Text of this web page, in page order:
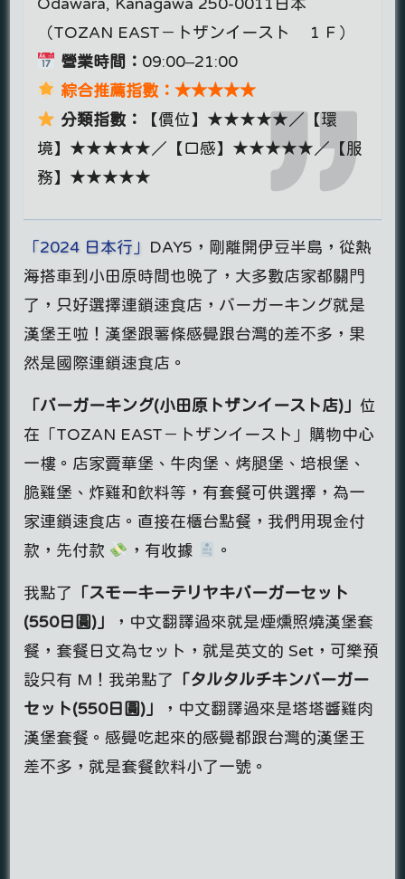
Odawara, Kanagawa 250-0011日本
（TOZAN EAST－トザンイースト １Ｆ）
營業時間： 09:00–21:00
綜合推薦指數：★★★★★
分類指數：
【價位】★★★★★／【環
境】★★★★★／【口感】★★★★★／【服
務】★★★★★
「2024 日本行」
DAY5，剛離開伊豆半島，從熱
海搭車到小田原時間也晚了，大多數店家都關門
了，只好選擇連鎖速食店，バーガーキング就是
漢堡王啦！漢堡跟薯條感覺跟台灣的差不多，果
然是國際連鎖速食店。
「バーガーキング(小田原トザンイースト店)」位
在「TOZAN EAST－トザンイースト」購物中心
一樓。店家賣華堡、牛肉堡、烤腿堡、培根堡、
脆雞堡、炸雞和飲料等，有套餐可供選擇，為一
家連鎖速食店。直接在櫃台點餐，我們用現金付
款，先付款
，有收據 。
我點了
「スモーキーテリヤキバーガーセット
(550日圓)」
，中文翻譯過來就是煙燻照燒漢堡套
餐，套餐日文為セット，就是英文的 Set，可樂預
設只有 M！我弟點了
「タルタルチキンバーガー
セット(550日圓)」
，中文翻譯過來是塔塔醬雞肉
漢堡套餐。感覺吃起來的感覺都跟台灣的漢堡王
差不多，就是套餐飲料小了一號。